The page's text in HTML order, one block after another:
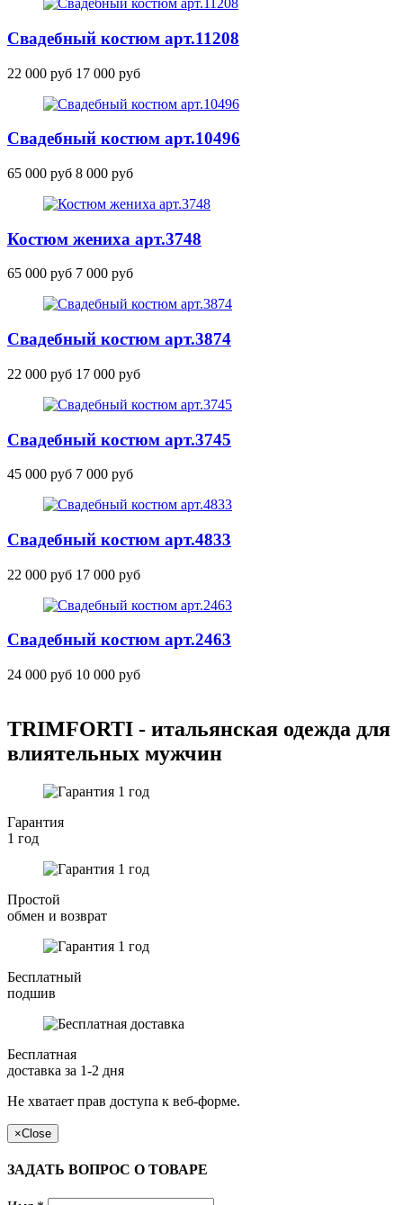
Свадебный костюм арт.11208
22 000 руб 17 000 руб
Свадебный костюм арт.10496
65 000 руб 8 000 руб
Костюм жениха арт.3748
65 000 руб 7 000 руб
Свадебный костюм арт.3874
22 000 руб 17 000 руб
Свадебный костюм арт.3745
45 000 руб 7 000 руб
Свадебный костюм арт.4833
22 000 руб 17 000 руб
Свадебный костюм арт.2463
24 000 руб 10 000 руб
TRIMFORTI - итальянская одежда для
влиятельных мужчин
Гарантия
1 год
Простой
обмен и возврат
Бесплатный
подшив
Бесплатная
доставка за 1-2 дня
Не хватает прав доступа к веб-форме.
×Close
ЗАДАТЬ ВОПРОС О ТОВАРЕ